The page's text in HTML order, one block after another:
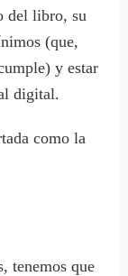
del libro, su
(que,
y estar
digital.
como la
tenemos que